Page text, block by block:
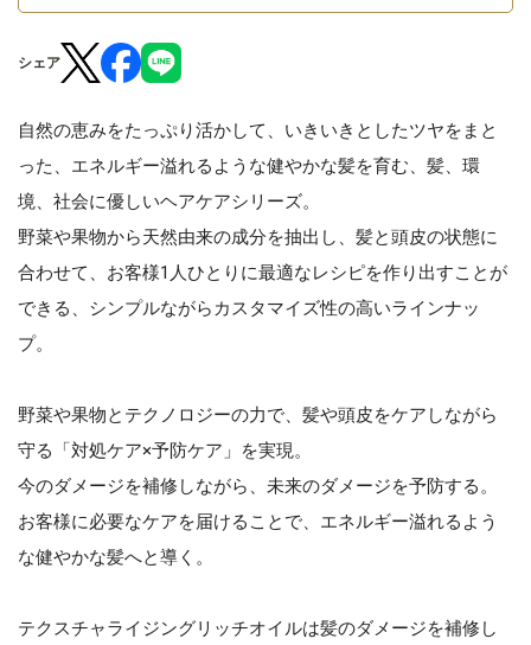
シェア
自然の恵みをたっぷり活かして、いきいきとしたツヤをまと
った、エネルギー溢れるような健やかな髪を育む、髪、環
境、社会に優しいヘアケアシリーズ。
野菜や果物から天然由来の成分を抽出し、髪と頭皮の状態に
合わせて、お客様1人ひとりに最適なレシピを作り出すことが
できる、シンプルながらカスタマイズ性の高いラインナッ
プ。
野菜や果物とテクノロジーの力で、髪や頭皮をケアしながら
守る「対処ケア×予防ケア」を実現。
今のダメージを補修しながら、未来のダメージを予防する。
お客様に必要なケアを届けることで、エネルギー溢れるよう
な健やかな髪へと導く。
テクスチャライジングリッチオイルは髪のダメージを補修し